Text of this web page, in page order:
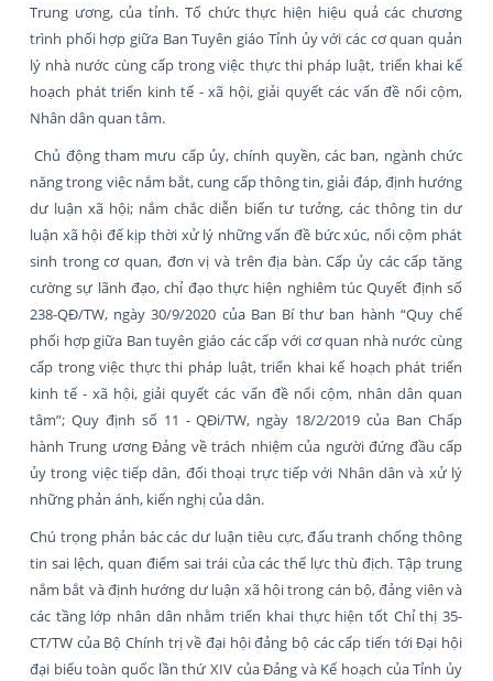
Trung ương, của tỉnh. Tổ chức thực hiện hiệu quả các chương
trình phối hợp giữa Ban Tuyên giáo Tỉnh ủy với các cơ quan quản
lý nhà nước cùng cấp trong việc thực thi pháp luật, triển khai kế
hoạch phát triển kinh tế - xã hội, giải quyết các vấn đề nổi cộm,
Nhân dân quan tâm.
Chủ động tham mưu cấp ủy, chính quyền, các ban, ngành chức
năng trong việc nắm bắt, cung cấp thông tin, giải đáp, định hướng
dư luận xã hội; nắm chắc diễn biến tư tưởng, các thông tin dư
luận xã hội để kịp thời xử lý những vấn đề bức xúc, nổi cộm phát
sinh trong cơ quan, đơn vị và trên địa bàn. Cấp ủy các cấp tăng
cường sự lãnh đạo, chỉ đạo thực hiện nghiêm túc Quyết định số
238-QĐ/TW, ngày 30/9/2020 của Ban Bí thư ban hành “Quy chế
phối hợp giữa Ban tuyên giáo các cấp với cơ quan nhà nước cùng
cấp trong việc thực thi pháp luật, triển khai kế hoạch phát triển
kinh tế - xã hội, giải quyết các vấn đề nổi cộm, nhân dân quan
tâm”; Quy định số 11 - QĐi/TW, ngày 18/2/2019 của Ban Chấp
hành Trung ương Đảng về trách nhiệm của người đứng đầu cấp
ủy trong việc tiếp dân, đối thoại trực tiếp với Nhân dân và xử lý
những phản ánh, kiến nghị của dân.
Chú trọng phản bác các dư luận tiêu cực, đấu tranh chống thông
tin sai lệch, quan điểm sai trái của các thế lực thù địch. Tập trung
nắm bắt và định hướng dư luận xã hội trong cán bộ, đảng viên và
các tầng lớp nhân dân nhằm triển khai thực hiện tốt Chỉ thị 35-
CT/TW của Bộ Chính trị về đại hội đảng bộ các cấp tiến tới Đại hội
đại biểu toàn quốc lần thứ XIV của Đảng và Kế hoạch của Tỉnh ủy